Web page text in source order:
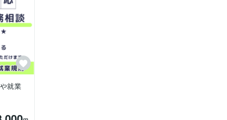
務相談を中心に対応してきました。
就業